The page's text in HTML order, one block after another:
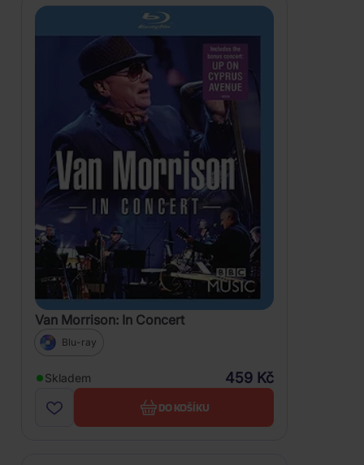
Van Morrison: In Concert
Blu-ray
Skladem 459 Kč
DO KOŠÍKU